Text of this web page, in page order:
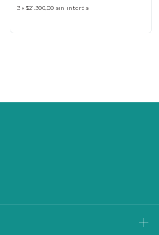
3 x $21.300,00 sin interés